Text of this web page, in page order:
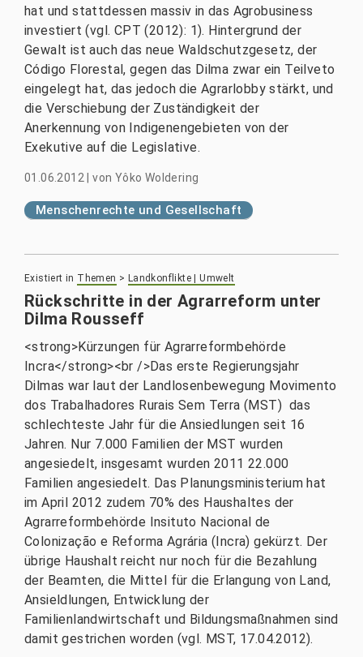
hat und stattdessen massiv in das Agrobusiness
investiert (vgl. CPT (2012): 1). Hintergrund der
Gewalt ist auch das neue Waldschutzgesetz, der
Código Florestal, gegen das Dilma zwar ein Teilveto
eingelegt hat, das jedoch die Agrarlobby stärkt, und
die Verschiebung der Zuständigkeit der
Anerkennung von Indigenengebieten von der
Exekutive auf die Legislative.
01.06.2012 |von Yôko Woldering
Menschenrechte und Gesellschaft
Existiert in Themen > Landkonflikte | Umwelt
Rückschritte in der Agrarreform unter
Dilma Rousseff
<strong>Kürzungen für Agrarreformbehörde
Incra</strong><br />Das erste Regierungsjahr
Dilmas war laut der Landlosenbewegung Movimento
dos Trabalhadores Rurais Sem Terra (MST) das
schlechteste Jahr für die Ansiedlungen seit 16
Jahren. Nur 7.000 Familien der MST wurden
angesiedelt, insgesamt wurden 2011 22.000
Familien angesiedelt. Das Planungsministerium hat
im April 2012 zudem 70% des Haushaltes der
Agrarreformbehörde Insituto Nacional de
Colonização e Reforma Agrária (Incra) gekürzt. Der
übrige Haushalt reicht nur noch für die Bezahlung
der Beamten, die Mittel für die Erlangung von Land,
Ansieldlungen, Entwicklung der
Familienlandwirtschaft und Bildungsmaßnahmen sind
damit gestrichen worden (vgl. MST, 17.04.2012).